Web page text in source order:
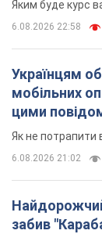
Яким буде курс
6.08.2026 22:58
Українцям
мобільних
цими
Як не потрапити
6.08.2026 21:02
забив